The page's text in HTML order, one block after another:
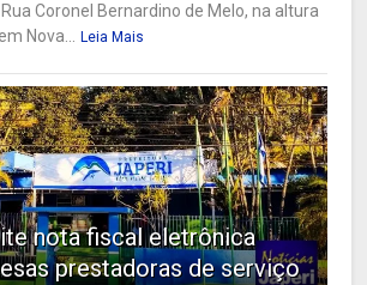
Coronel Bernardino de Melo, na altura
Nova...
Leia Mais
nota fiscal eletrônica
prestadoras de serviço